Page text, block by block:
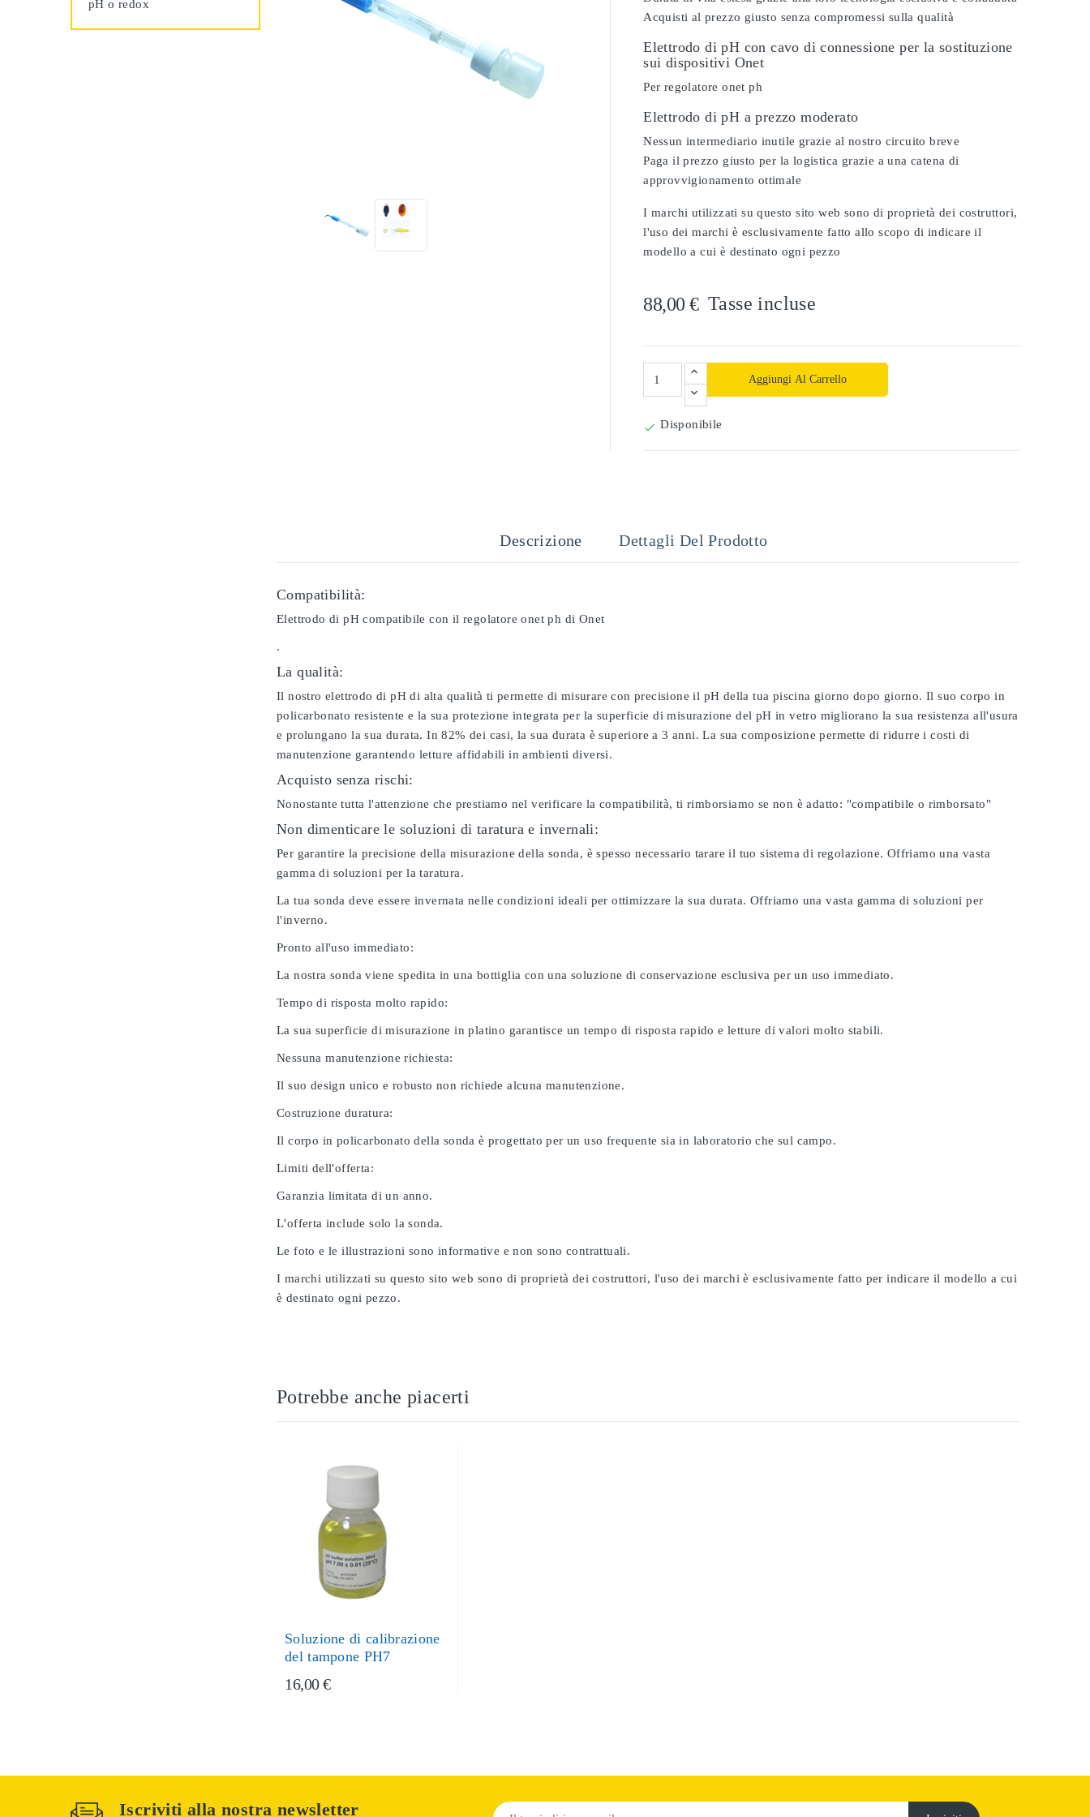
pH o redox
Acquisti al prezzo giusto senza compromessi sulla qualità
Elettrodo di pH con cavo di connessione per la sostituzione
sui dispositivi Onet
Per regolatore onet ph
Elettrodo di pH a prezzo moderato
Nessun intermediario inutile grazie al nostro circuito breve
Paga il prezzo giusto per la logistica grazie a una catena di
approvvigionamento ottimale
I marchi utilizzati su questo sito web sono di proprietà dei costruttori,
l'uso dei marchi è esclusivamente fatto allo scopo di indicare il
modello a cui è destinato ogni pezzo
88,00 € Tasse incluse
Aggiungi Al Carrello
 Disponibile
Descrizione Dettagli Del Prodotto
Compatibilità:
Elettrodo di pH compatibile con il regolatore onet ph di Onet
.
La qualità:
Il nostro elettrodo di pH di alta qualità ti permette di misurare con precisione il pH della tua piscina giorno dopo giorno. Il suo corpo in
policarbonato resistente e la sua protezione integrata per la superficie di misurazione del pH in vetro migliorano la sua resistenza all'usura
e prolungano la sua durata. In 82% dei casi, la sua durata è superiore a 3 anni. La sua composizione permette di ridurre i costi di
manutenzione garantendo letture affidabili in ambienti diversi.
Acquisto senza rischi:
Nonostante tutta l'attenzione che prestiamo nel verificare la compatibilità, ti rimborsiamo se non è adatto: "compatibile o rimborsato"
Non dimenticare le soluzioni di taratura e invernali:
Per garantire la precisione della misurazione della sonda, è spesso necessario tarare il tuo sistema di regolazione. Offriamo una vasta
gamma di soluzioni per la taratura.
La tua sonda deve essere invernata nelle condizioni ideali per ottimizzare la sua durata. Offriamo una vasta gamma di soluzioni per
l'inverno.
Pronto all'uso immediato:
La nostra sonda viene spedita in una bottiglia con una soluzione di conservazione esclusiva per un uso immediato.
Tempo di risposta molto rapido:
La sua superficie di misurazione in platino garantisce un tempo di risposta rapido e letture di valori molto stabili.
Nessuna manutenzione richiesta:
Il suo design unico e robusto non richiede alcuna manutenzione.
Costruzione duratura:
Il corpo in policarbonato della sonda è progettato per un uso frequente sia in laboratorio che sul campo.
Limiti dell'offerta:
Garanzia limitata di un anno.
L'offerta include solo la sonda.
Le foto e le illustrazioni sono informative e non sono contrattuali.
I marchi utilizzati su questo sito web sono di proprietà dei costruttori, l'uso dei marchi è esclusivamente fatto per indicare il modello a cui
è destinato ogni pezzo.
Potrebbe anche piacerti
Soluzione di calibrazione
del tampone PH7
16,00 €
Iscriviti alla nostra newsletter